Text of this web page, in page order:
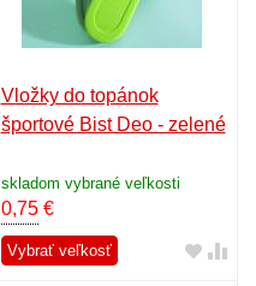
Vložky do topánok
športové Bist Deo - zelené
skladom vybrané veľkosti
0,75€
Vybrať veľkosť